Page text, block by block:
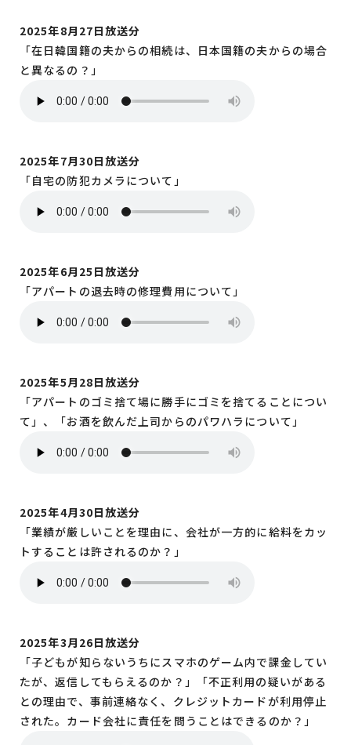
2025年8月27日放送分
「在日韓国籍の夫からの相続は、日本国籍の夫からの場合
と異なるの？」
2025年7月30日放送分
「自宅の防犯カメラについて」
2025年6月25日放送分
「アパートの退去時の修理費用について」
2025年5月28日放送分
「アパートのゴミ捨て場に勝手にゴミを捨てることについ
て」、「お酒を飲んだ上司からのパワハラについて」
2025年4月30日放送分
「業績が厳しいことを理由に、会社が一方的に給料をカッ
トすることは許されるのか？」
2025年3月26日放送分
「子どもが知らないうちにスマホのゲーム内で課金してい
たが、返信してもらえるのか？」「不正利用の疑いがある
との理由で、事前連絡なく、クレジットカードが利用停止
された。カード会社に責任を問うことはできるのか？」